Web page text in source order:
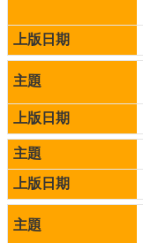
果
校
務
E
化
斗
南
高
中
粉